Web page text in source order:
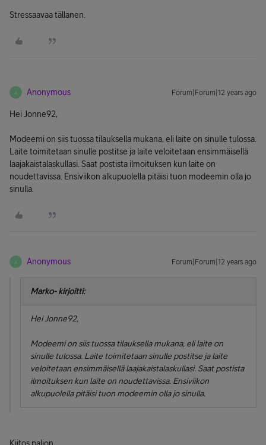
Stressaavaa tällanen.
A Anonymous Forum|Forum|12 years ago
Hei Jonne92,
Modeemi on siis tuossa tilauksella mukana, eli laite on sinulle tulossa.
Laite toimitetaan sinulle postitse ja laite veloitetaan ensimmäisellä
laajakaistalaskullasi. Saat postista ilmoituksen kun laite on
noudettavissa. Ensiviikon alkupuolella pitäisi tuon modeemin olla jo
sinulla.
A Anonymous Forum|Forum|12 years ago
Marko- kirjoitti:
Hei Jonne92,
Modeemi on siis tuossa tilauksella mukana, eli laite on
sinulle tulossa. Laite toimitetaan sinulle postitse ja laite
veloitetaan ensimmäisellä laajakaistalaskullasi. Saat postista
ilmoituksen kun laite on noudettavissa. Ensiviikon
alkupuolella pitäisi tuon modeemin olla jo sinulla.